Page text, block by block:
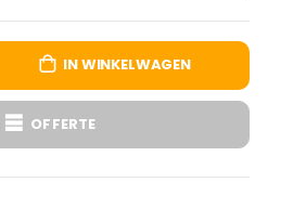
IN WINKELWAGEN
OFFERTE